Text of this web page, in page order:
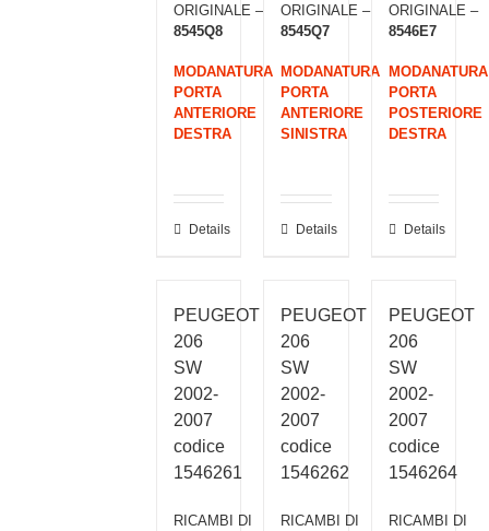
ORIGINALE –
8545Q8
MODANATURA
PORTA
ANTERIORE
DESTRA
Details
ORIGINALE –
8545Q7
MODANATURA
PORTA
ANTERIORE
SINISTRA
Details
ORIGINALE –
8546E7
MODANATURA
PORTA
POSTERIORE
DESTRA
Details
PEUGEOT
206
SW
2002-
2007
codice
1546261
RICAMBI DI
PEUGEOT
206
SW
2002-
2007
codice
1546262
RICAMBI DI
PEUGEOT
206
SW
2002-
2007
codice
1546264
RICAMBI DI